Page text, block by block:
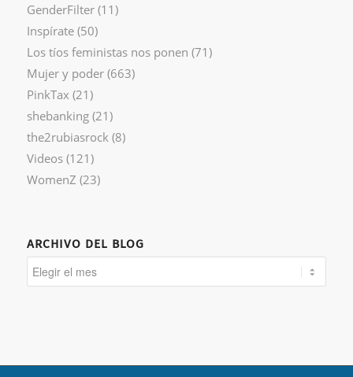
GenderFilter(11)
Inspírate(50)
Los tíos feministas nos ponen (71)
Mujer y poder(663)
PinkTax (21)
shebanking(21)
the2rubiasrock (8)
Videos(121)
WomenZ (23)
ARCHIVO DEL BLOG